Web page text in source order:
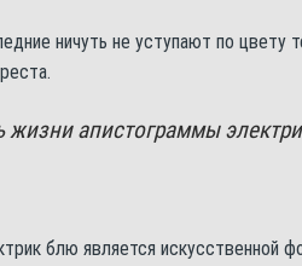
ничуть не уступают по цвету
апистограммы
блю является искусственной